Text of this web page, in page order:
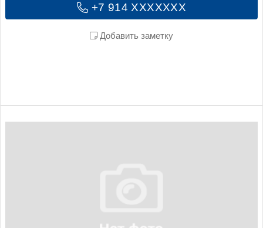
+7 914 XXXXXXX
Добавить заметку